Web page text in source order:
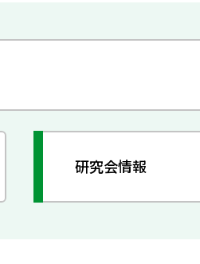
研究会情報